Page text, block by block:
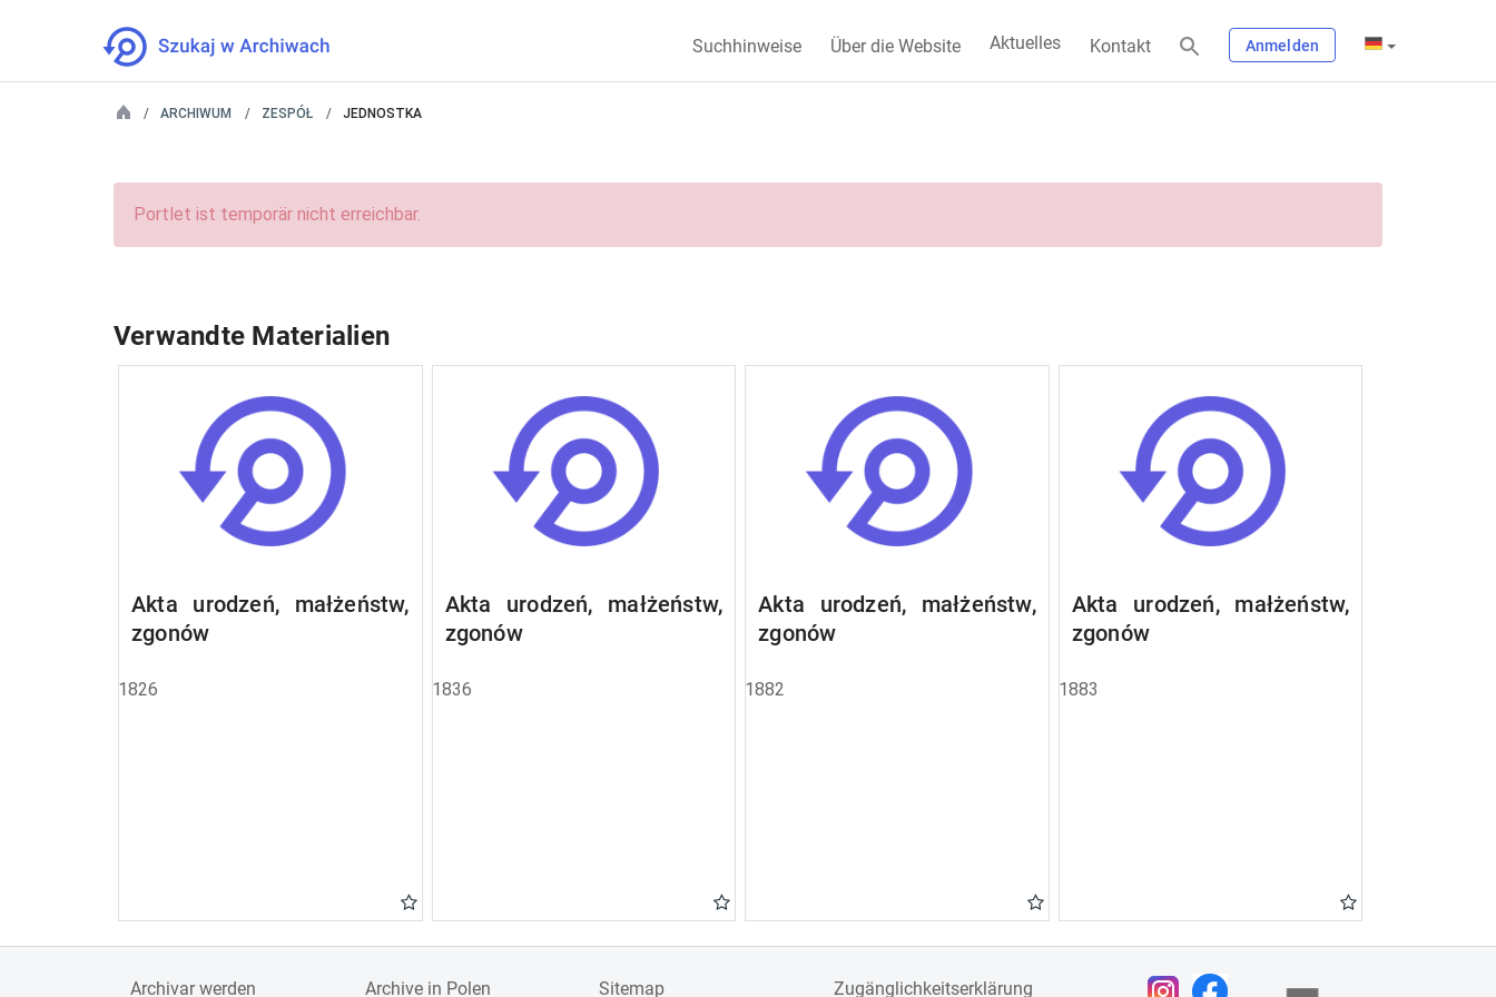
Suchhinweise Über die Website Aktuelles Kontakt Anmelden
ARCHIWUM ZESPÓŁ JEDNOSTKA
Portlet ist temporär nicht erreichbar.
Verwandte Materialien
Akta urodzeń, małżeństw,
zgonów
1826
Akta urodzeń, małżeństw,
zgonów
1836
Akta urodzeń, małżeństw,
zgonów
1882
Akta urodzeń, małżeństw,
zgonów
1883
Archivar werden Archive in Polen Sitemap Zugänglichkeitserklärung